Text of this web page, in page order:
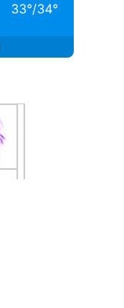
33°/34°